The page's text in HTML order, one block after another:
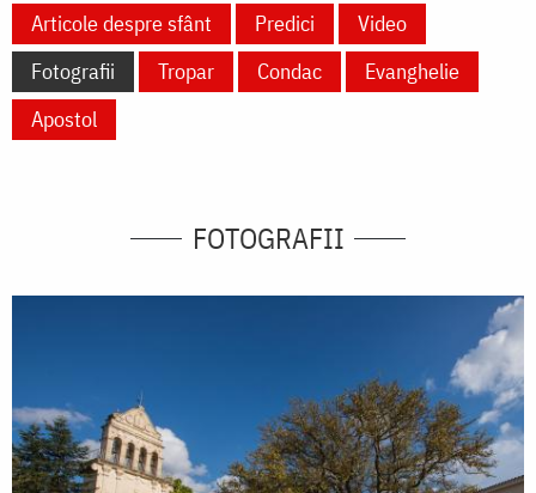
Articole despre sfânt
Predici
Video
Fotografii
Tropar Condac
Evanghelie
Apostol
FOTOGRAFII